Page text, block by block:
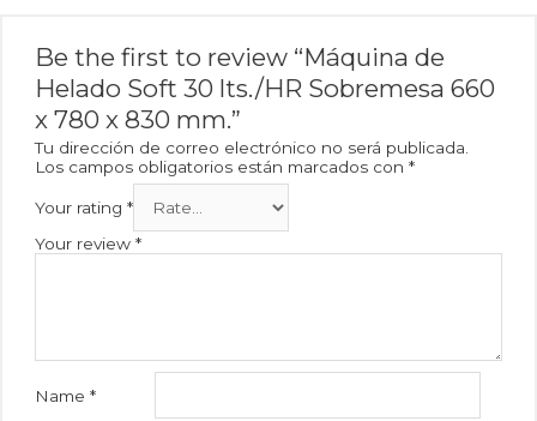
Be the first to review “Máquina de
Helado Soft 30 lts./HR Sobremesa 660
x 780 x 830 mm.”
Tu dirección de correo electrónico no será publicada.
Los campos obligatorios están marcados con*
Your rating*
Your review*
Name*